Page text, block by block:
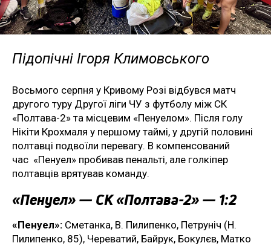
Підопічні Ігоря Климовського
Восьмого серпня у Кривому Розі відбувся матч
другого туру Другої ліги ЧУ з футболу між СК
«Полтава-2» та місцевим «Пенуелом». Після голу
Нікіти Крохмаля у першому таймі, у другій половині
полтавці подвоїли перевагу. В компенсований
час «Пенуел» пробивав пенальті, але голкіпер
полтавців врятував команду.
«Пенуел» — СК «Полтава-2» — 1:2
«Пенуел»: Сметанка, В. Пилипенко, Петруніч (Н.
Пилипенко, 85), Череватий, Байрук, Бокулєв, Матко